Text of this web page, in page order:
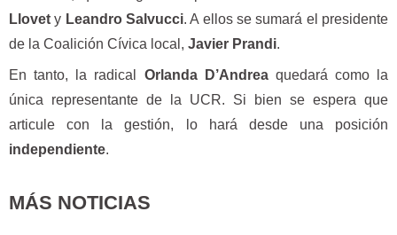
Llovet y Leandro Salvucci. A ellos se sumará el presidente
de la Coalición Cívica local, Javier Prandi.
En tanto, la radical Orlanda D’Andreaquedará como la
única representante de la UCR. Si bien se espera que
articule con la gestión, lo hará desde una posición
independiente.
MÁS NOTICIAS